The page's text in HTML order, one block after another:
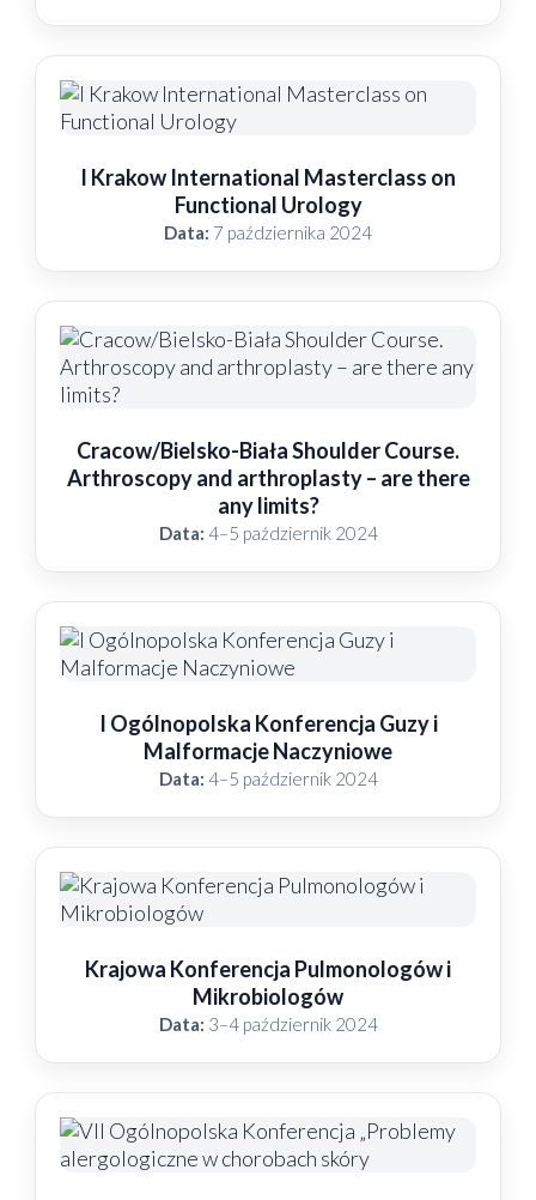
I Krakow International Masterclass on
Functional Urology
Data: 7 października 2024
Cracow/Bielsko-Biała Shoulder Course.
Arthroscopy and arthroplasty – are there
any limits?
Data: 4–5 październik 2024
I Ogólnopolska Konferencja Guzy i
Malformacje Naczyniowe
Data: 4–5 październik 2024
Krajowa Konferencja Pulmonologów i
Mikrobiologów
Data: 3–4 październik 2024